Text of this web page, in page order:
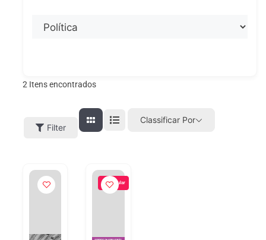
2 Itens encontrados
Filter
Classificar Por
Popular